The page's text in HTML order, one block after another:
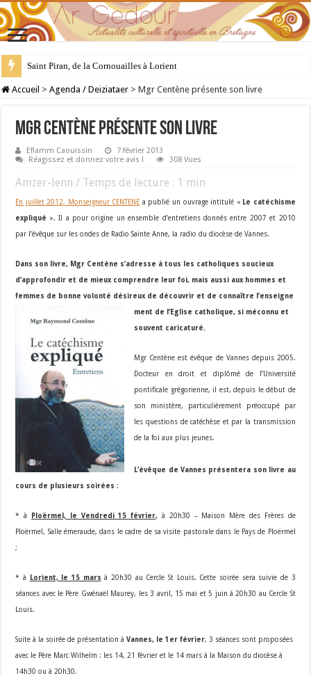
Saint Piran, de la Cornouailles à Lorient
28 juillet : Saint Samson de Dol, père de la Bretagne chrétienne
Accueil > Agenda / Deiziataer > Mgr Centène présente son livre
Mgr Centène présente son livre
Eflamm Caouissin
7 février 2013
Réagissez et donnez votre avis !
308 Vues
Amzer-lenn / Temps de lecture : 1 min
En juillet 2012, Monseigneur CENTENE a publié un ouvrage intitulé «Le catéchisme
expliqué ». Il a pour origine un ensemble d’entretiens donnés entre 2007 et 2010
par l’évêque sur les ondes de Radio Sainte Anne, la radio du diocèse de Vannes.
Dans son livre, Mgr Centène s’adresse à tous les catholiques soucieux
d’approfondir et de mieux comprendre leur foi, mais aussi aux hommes et
femmes de bonne volonté désireux de découvrir et de connaître l’enseigne
ment de l’Eglise catholique, si méconnu et
souvent caricaturé.
Mgr Centène est évêque de Vannes depuis 2005.
Docteur en droit et diplômé de l’Université
pontificale grégorienne, il est, depuis le début de
son ministère, particulièrement préoccupé par
les questions de catéchèse et par la transmission
de la foi aux plus jeunes.
L’évêque de Vannes présentera son livre au
cours de plusieurs soirées :
* à Ploërmel, le Vendredi 15 février, à 20h30 – Maison Mère des Frères de
Ploërmel, Salle émeraude, dans le cadre de sa visite pastorale dans le Pays de Ploërmel
;
* à Lorient, le 15 mars à 20h30 au Cercle St Louis. Cette soirée sera suivie de 3
séances avec le Père Gwénaël Maurey, les 3 avril, 15 mai et 5 juin à 20h30 au Cercle St
Louis.
Suite à la soirée de présentation àVannes, le 1er février, 3 séances sont proposées
avec le Père Marc Wilhelm : les 14, 21 février et le 14 mars à la Maison du diocèse à
14h30 ou à 20h30.